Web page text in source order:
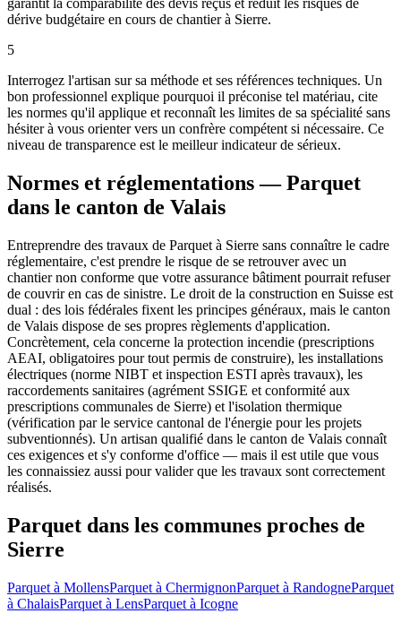
dérive budgétaire en cours de chantier à Sierre.
5
Interrogez l'artisan sur sa méthode et ses références techniques. Un
bon professionnel explique pourquoi il préconise tel matériau, cite
les normes qu'il applique et reconnaît les limites de sa spécialité sans
hésiter à vous orienter vers un confrère compétent si nécessaire. Ce
niveau de transparence est le meilleur indicateur de sérieux.
Normes et réglementations — Parquet
dans le canton de Valais
Entreprendre des travaux de Parquet à Sierre sans connaître le cadre
réglementaire, c'est prendre le risque de se retrouver avec un
chantier non conforme que votre assurance bâtiment pourrait refuser
de couvrir en cas de sinistre. Le droit de la construction en Suisse est
dual : des lois fédérales fixent les principes généraux, mais le canton
de Valais dispose de ses propres règlements d'application.
Concrètement, cela concerne la protection incendie (prescriptions
AEAI, obligatoires pour tout permis de construire), les installations
électriques (norme NIBT et inspection ESTI après travaux), les
raccordements sanitaires (agrément SSIGE et conformité aux
prescriptions communales de Sierre) et l'isolation thermique
(vérification par le service cantonal de l'énergie pour les projets
subventionnés). Un artisan qualifié dans le canton de Valais connaît
ces exigences et s'y conforme d'office — mais il est utile que vous
les connaissiez aussi pour valider que les travaux sont correctement
réalisés.
Parquet dans les communes proches de
Sierre
Parquet à MollensParquet à ChermignonParquet à RandogneParquet
à ChalaisParquet à LensParquet à Icogne